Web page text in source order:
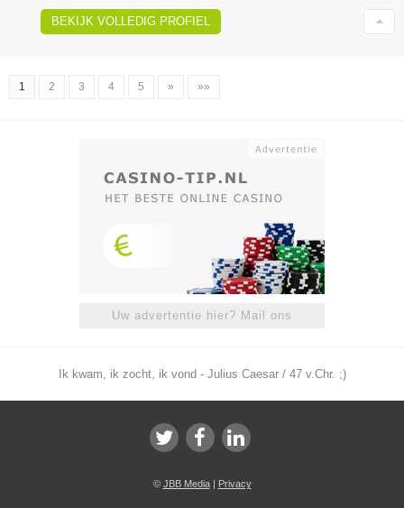
BEKIJK VOLLEDIG PROFIEL
1 2 3 4 5 » »»
Uw advertentie hier? Mail ons
Ik kwam, ik zocht, ik vond - Julius Caesar / 47 v.Chr. ;)
© JBB Media| Privacy